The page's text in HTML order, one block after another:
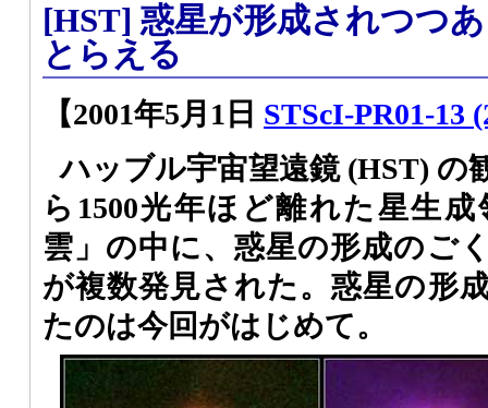
[HST] 惑星が形成されつつ
とらえる
【2001年5月1日 STScI-PR01-13
ハッブル宇宙望遠鏡 (HST) の
ら1500光年ほど離れた星生
雲」の中に、惑星の形成のご
が複数発見された。惑星の形
たのは今回がはじめて。